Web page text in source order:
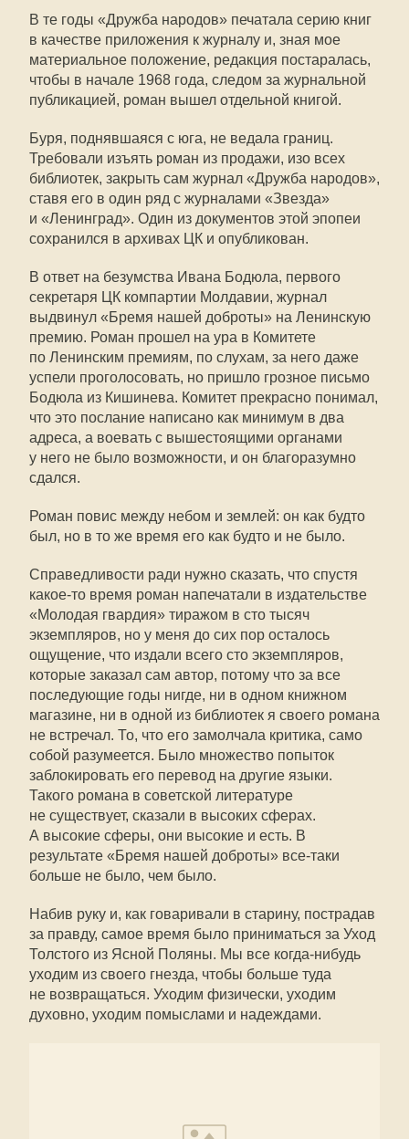
В те годы «Дружба народов» печатала серию книг
в качестве приложения к журналу и, зная мое
материальное положение, редакция постаралась,
чтобы в начале 1968 года, следом за журнальной
публикацией, роман вышел отдельной книгой.
Буря, поднявшаяся с юга, не ведала границ.
Требовали изъять роман из продажи, изо всех
библиотек, закрыть сам журнал «Дружба народов»,
ставя его в один ряд с журналами «Звезда»
и «Ленинград». Один из документов этой эпопеи
сохранился в архивах ЦК и опубликован.
В ответ на безумства Ивана Бодюла, первого
секретаря ЦК компартии Молдавии, журнал
выдвинул «Бремя нашей доброты» на Ленинскую
премию. Роман прошел на ура в Комитете
по Ленинским премиям, по слухам, за него даже
успели проголосовать, но пришло грозное письмо
Бодюла из Кишинева. Комитет прекрасно понимал,
что это послание написано как минимум в два
адреса, а воевать с вышестоящими органами
у него не было возможности, и он благоразумно
сдался.
Роман повис между небом и землей: он как будто
был, но в то же время его как будто и не было.
Справедливости ради нужно сказать, что спустя
какое-то время роман напечатали в издательстве
«Молодая гвардия» тиражом в сто тысяч
экземпляров, но у меня до сих пор осталось
ощущение, что издали всего сто экземпляров,
которые заказал сам автор, потому что за все
последующие годы нигде, ни в одном книжном
магазине, ни в одной из библиотек я своего романа
не встречал. То, что его замолчала критика, само
собой разумеется. Было множество попыток
заблокировать его перевод на другие языки.
Такого романа в советской литературе
не существует, сказали в высоких сферах.
А высокие сферы, они высокие и есть. В
результате «Бремя нашей доброты» все-таки
больше не было, чем было.
Набив руку и, как говаривали в старину, пострадав
за правду, самое время было приниматься за Уход
Толстого из Ясной Поляны. Мы все когда-нибудь
уходим из своего гнезда, чтобы больше туда
не возвращаться. Уходим физически, уходим
духовно, уходим помыслами и надеждами.